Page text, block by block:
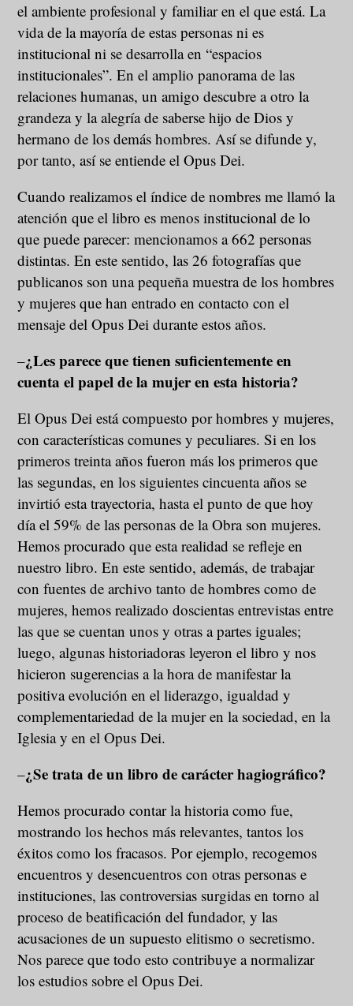
el ambiente profesional y familiar en el que está. La
vida de la mayoría de estas personas ni es
institucional ni se desarrolla en “espacios
institucionales”. En el amplio panorama de las
relaciones humanas, un amigo descubre a otro la
grandeza y la alegría de saberse hijo de Dios y
hermano de los demás hombres. Así se difunde y,
por tanto, así se entiende el Opus Dei.
Cuando realizamos el índice de nombres me llamó la
atención que el libro es menos institucional de lo
que puede parecer: mencionamos a 662 personas
distintas. En este sentido, las 26 fotografías que
publicanos son una pequeña muestra de los hombres
y mujeres que han entrado en contacto con el
mensaje del Opus Dei durante estos años.
–¿Les parece que tienen suficientemente en
cuenta el papel de la mujer en esta historia?
El Opus Dei está compuesto por hombres y mujeres,
con características comunes y peculiares. Si en los
primeros treinta años fueron más los primeros que
las segundas, en los siguientes cincuenta años se
invirtió esta trayectoria, hasta el punto de que hoy
día el 59% de las personas de la Obra son mujeres.
Hemos procurado que esta realidad se refleje en
nuestro libro. En este sentido, además, de trabajar
con fuentes de archivo tanto de hombres como de
mujeres, hemos realizado doscientas entrevistas entre
las que se cuentan unos y otras a partes iguales;
luego, algunas historiadoras leyeron el libro y nos
hicieron sugerencias a la hora de manifestar la
positiva evolución en el liderazgo, igualdad y
complementariedad de la mujer en la sociedad, en la
Iglesia y en el Opus Dei.
–¿Se trata de un libro de carácter hagiográfico?
Hemos procurado contar la historia como fue,
mostrando los hechos más relevantes, tantos los
éxitos como los fracasos. Por ejemplo, recogemos
encuentros y desencuentros con otras personas e
instituciones, las controversias surgidas en torno al
proceso de beatificación del fundador, y las
acusaciones de un supuesto elitismo o secretismo.
Nos parece que todo esto contribuye a normalizar
los estudios sobre el Opus Dei.